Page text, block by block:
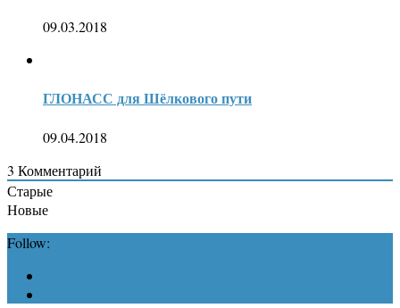
09.03.2018
ГЛОНАСС для Шёлкового пути
09.04.2018
3 Комментарий
Старые
Новые
Follow: